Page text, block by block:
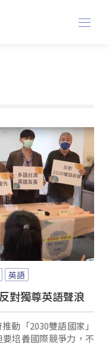
英語
對獨尊英語聲浪
動「2030雙語國家」
培養國際競爭力，不